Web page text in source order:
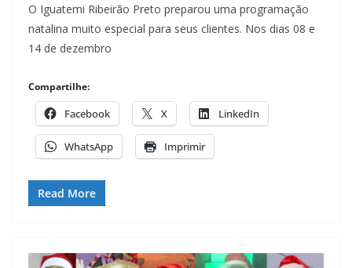
O Iguatemi Ribeirão Preto preparou uma programação
natalina muito especial para seus clientes. Nos dias 08 e
14 de dezembro
Compartilhe:
Facebook X LinkedIn
WhatsApp Imprimir
Read More